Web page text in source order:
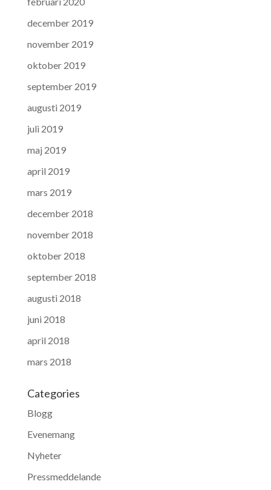
december 2019
november 2019
oktober 2019
september 2019
augusti 2019
juli 2019
maj 2019
april 2019
mars 2019
december 2018
november 2018
oktober 2018
september 2018
augusti 2018
juni 2018
april 2018
mars 2018
Categories
Blogg
Evenemang
Nyheter
Pressmeddelande